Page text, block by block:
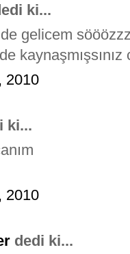
ki...
gelicem
2010
ki...
2010
dedi ki...